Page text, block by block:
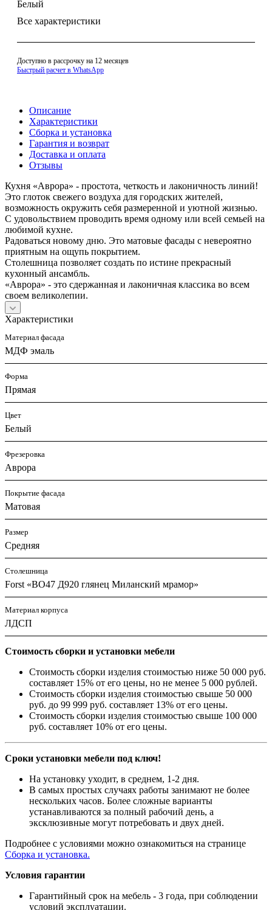
Белый
Все характеристики
Доступно в рассрочку на 12 месяцев
Быстрый расчет в WhatsApp
Описание
Характеристики
Сборка и установка
Гарантия и возврат
Доставка и оплата
Отзывы
Кухня «Аврора» - простота, четкость и лаконичность линий!
Это глоток свежего воздуха для городских жителей,
возможность окружить себя размеренной и уютной жизнью.
С удовольствием проводить время одному или всей семьей на
любимой кухне.
Радоваться новому дню. Это матовые фасады с невероятно
приятным на ощупь покрытием.
Столешница позволяет создать по истине прекрасный
кухонный ансамбль.
«Аврора» - это сдержанная и лаконичная классика во всем
своем великолепии.
Характеристики
Материал фасада
МДФ эмаль
Форма
Прямая
Цвет
Белый
Фрезеровка
Аврора
Покрытие фасада
Матовая
Размер
Средняя
Столешница
Forst «ВО47 Д920 глянец Миланский мрамор»
Материал корпуса
ЛДСП
Стоимость сборки и установки мебели
Стоимость сборки изделия стоимостью ниже 50 000 руб.
составляет 15% от его цены, но не менее 5 000 рублей.
Стоимость сборки изделия стоимостью свыше 50 000
руб. до 99 999 руб. составляет 13% от его цены.
Стоимость сборки изделия стоимостью свыше 100 000
руб. составляет 10% от его цены.
Сроки установки мебели под ключ!
На установку уходит, в среднем, 1-2 дня.
В самых простых случаях работы занимают не более
нескольких часов. Более сложные варианты
устанавливаются за полный рабочий день, а
эксклюзивные могут потребовать и двух дней.
Подробнее с условиями можно ознакомиться на странице
Сборка и установка.
Условия гарантии
Гарантийный срок на мебель - 3 года, при соблюдении
условий эксплуатации.